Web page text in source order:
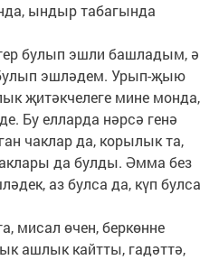
ындыр табагында
булып эшли башладым, ә
эшләдем. Урып-җыю
җитәкчелеге мине монда,
Бу елларда нәрсә генә
чаклар да, корылык та,
да булды. Әмма без
аз булса да, күп булса
мисал өчен, беркөнне
ашлык кайтты, гадәттә,